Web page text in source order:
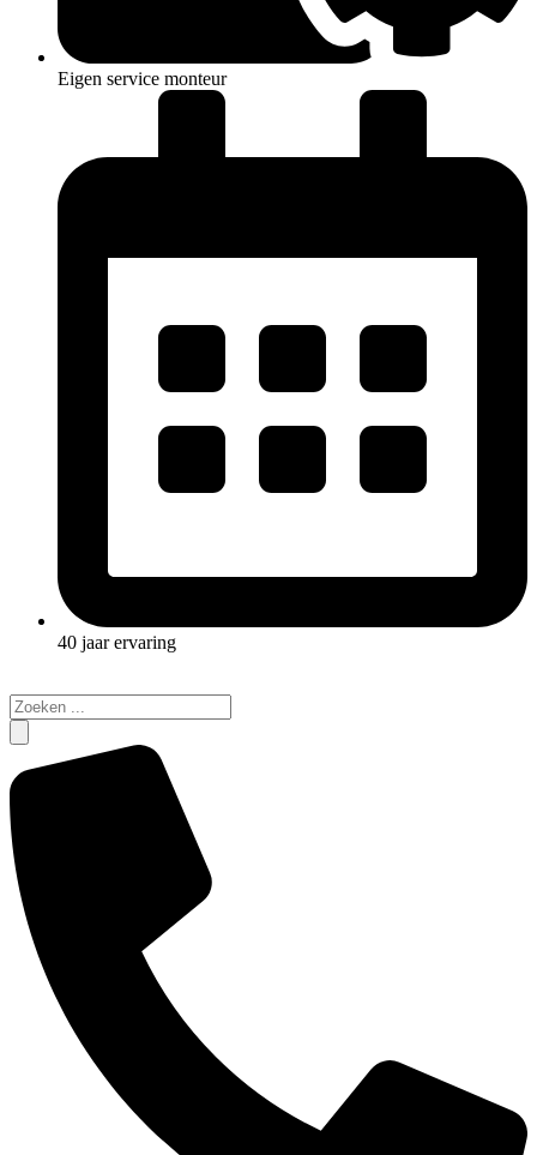
Eigen service monteur
40 jaar ervaring
Search
...